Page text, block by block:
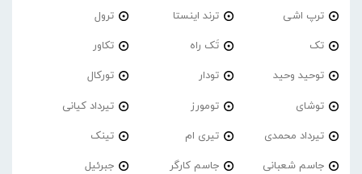
ترپ اشی ترند اینستا ترول
تک تَک راه تکاور
توحید وحید تودار تورکال
توشای تومورز تیرداد کیانی
تیرداد محمدی تیری ام تینک
جاسم شعبانی جاسم کارگر جبرئیل